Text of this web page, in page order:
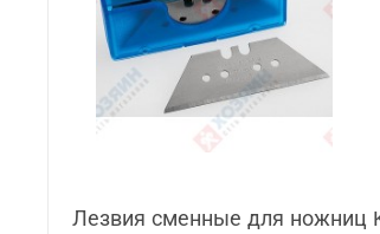
Лезвия сменные для ножниц